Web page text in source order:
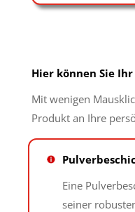
Hier können Sie
Mit wenigen
Produkt an Ihre
Eine
seiner